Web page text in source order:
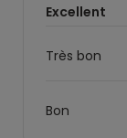
Excellent
Très bon
Bon